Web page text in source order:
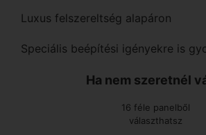
Luxus felszereltség alapáron
Speciális beépítési igényekre is
Ha nem szeretnél
16 féle panelből
választhatsz